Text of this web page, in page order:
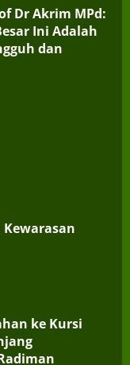
Dr Akrim MPd:
Ini Adalah
dan
ke Kursi